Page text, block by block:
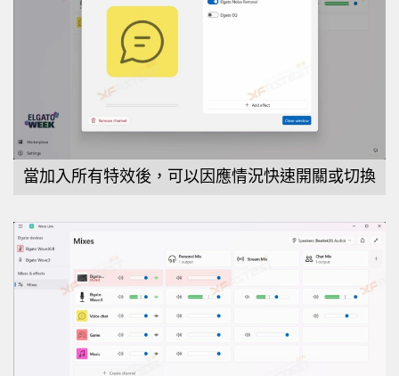
當加入所有特效後，可以因應情況快速開關或切換